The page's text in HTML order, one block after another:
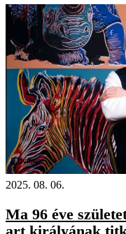
Videó
2025. 08. 06.
Ma 96 éve